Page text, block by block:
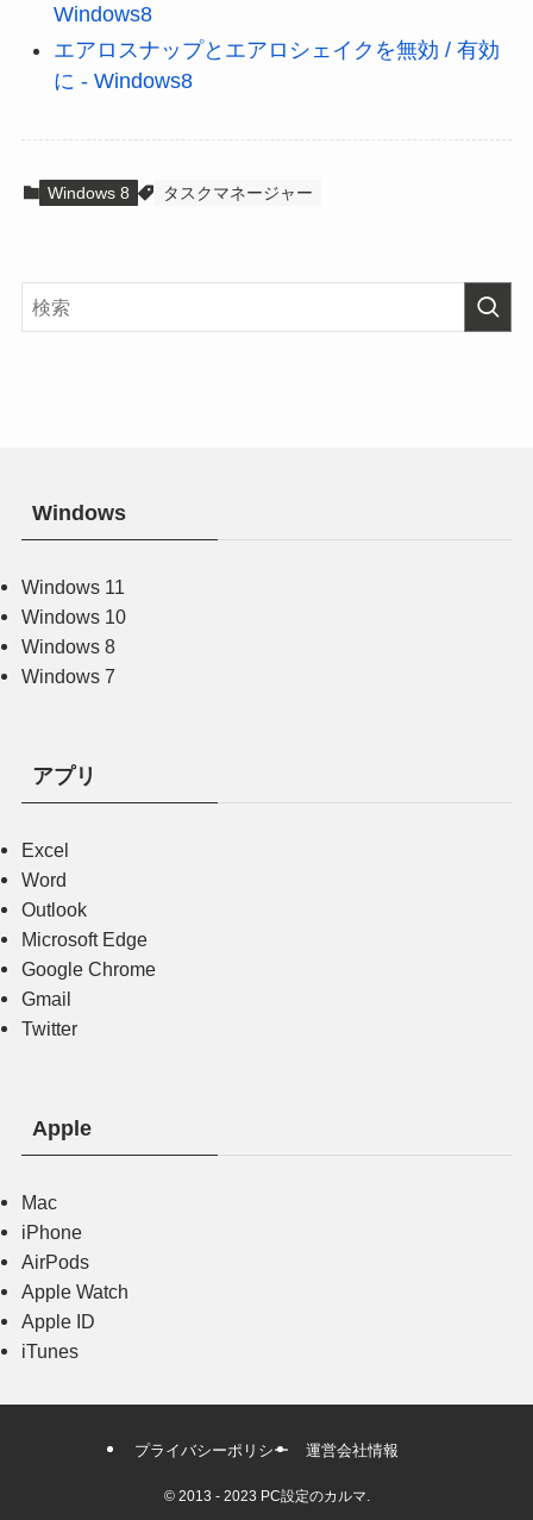
Windows8
エアロスナップとエアロシェイクを無効 / 有効
に - Windows8
Windows 8 タスクマネージャー
Windows
Windows 11
Windows 10
Windows 8
Windows 7
アプリ
Excel
Word
Outlook
Microsoft Edge
Google Chrome
Gmail
Twitter
Apple
Mac
iPhone
AirPods
Apple Watch
Apple ID
iTunes
プライバシーポリシー 運営会社情報
©2013 - 2023 PC設定のカルマ.